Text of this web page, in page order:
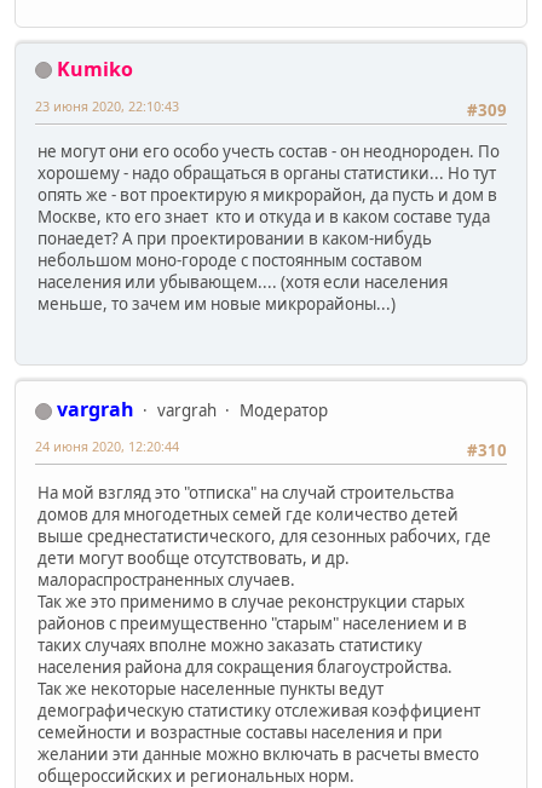
Kumiko
#309
23 июня 2020, 22:10:43
не могут они его особо учесть состав - он неоднороден. По
хорошему - надо обращаться в органы статистики... Но тут
опять же - вот проектирую я микрорайон, да пусть и дом в
Москве, кто его знает кто и откуда и в каком составе туда
понаедет? А при проектировании в каком-нибудь
небольшом моно-городе с постоянным составом
населения или убывающем.... (хотя если населения
меньше, то зачем им новые микрорайоны...)
vargrah vargrah
Модератор
#310
24 июня 2020, 12:20:44
На мой взгляд это "отписка" на случай строительства
домов для многодетных семей где количество детей
выше среднестатистического, для сезонных рабочих, где
дети могут вообще отсутствовать, и др.
малораспространенных случаев.
Так же это применимо в случае реконструкции старых
районов с преимущественно "старым" населением и в
таких случаях вполне можно заказать статистику
населения района для сокращения благоустройства.
Так же некоторые населенные пункты ведут
демографическую статистику отслеживая коэффициент
семейности и возрастные составы населения и при
желании эти данные можно включать в расчеты вместо
общероссийских и региональных норм.